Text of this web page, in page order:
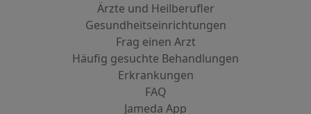
Ärzte und Heilberufler
Gesundheitseinrichtungen
Frag einen Arzt
Häufig gesuchte Behandlungen
Erkrankungen
FAQ
Jameda App